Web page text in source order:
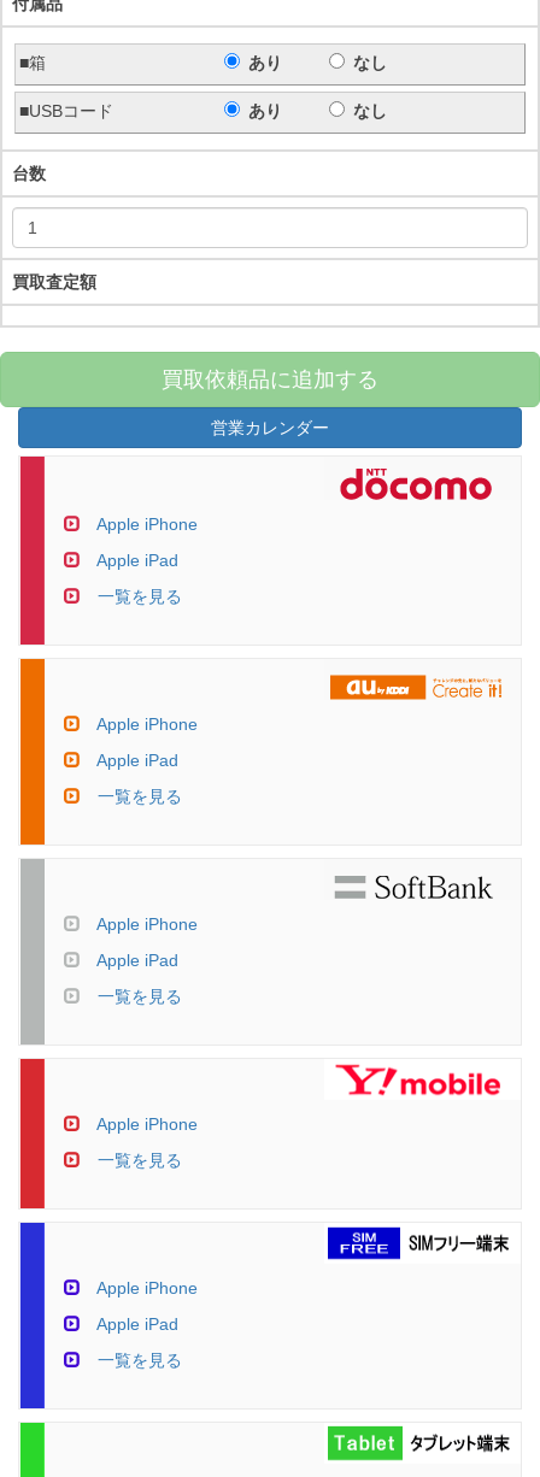
付属品
■箱 あり なし
■USBコード あり なし
台数
買取査定額
買取依頼品に追加する
営業カレンダー
Apple iPhone
Apple iPad
一覧を見る
Apple iPhone
Apple iPad
一覧を見る
Apple iPhone
Apple iPad
一覧を見る
Apple iPhone
一覧を見る
Apple iPhone
Apple iPad
一覧を見る